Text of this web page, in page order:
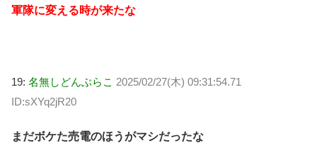
軍隊に変える時が来たな
19: 名無しどんぶらこ 2025/02/27(木) 09:31:54.71
ID:sXYq2jR20
まだボケた売電のほうがマシだったな